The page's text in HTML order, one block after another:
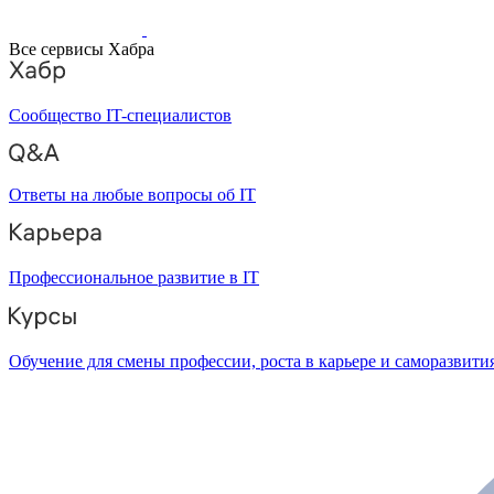
Все сервисы Хабра
Сообщество IT-специалистов
Ответы на любые вопросы об IT
Профессиональное развитие в IT
Обучение для смены профессии, роста в карьере и